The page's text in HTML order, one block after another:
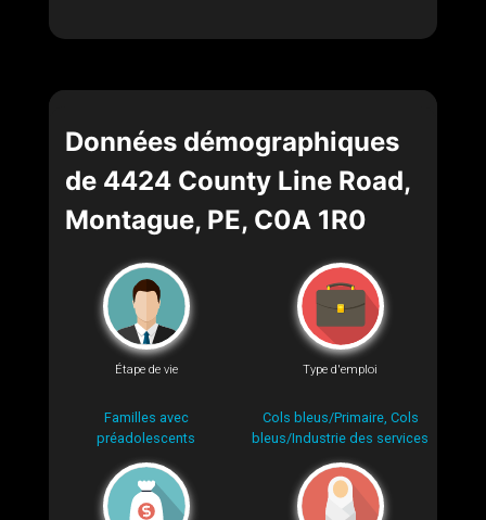
Données démographiques
de 4424 County Line Road,
Montague, PE, C0A 1R0
Étape de vie
Familles avec
préadolescents
Type d'emploi
Cols bleus/Primaire, Cols
bleus/Industrie des services